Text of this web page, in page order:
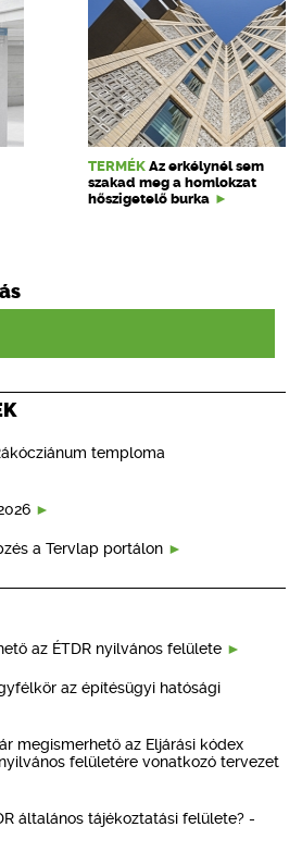
TERMÉK Az erkélynél sem
szakad meg a homlokzat
hőszigetelő burka
temploma
a Tervlap portálon
az ÉTDR nyilvános felülete
az építésügyi hatósági
megismerhető az Eljárási kódex
felületére vonatkozó tervezet
általános tájékoztatási felülete? -